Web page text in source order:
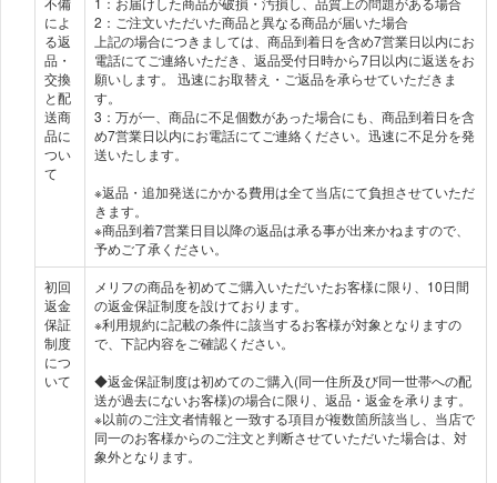
によ
る返
品・
交換
と配
送商
品に
つい
て
2：ご注文いただいた商品と異なる商品が届いた場合
上記の場合につきましては、商品到着日を含め7営業日以内にお
電話にてご連絡いただき、返品受付日時から7日以内に返送をお
願いします。 迅速にお取替え・ご返品を承らせていただきま
す。
3：万が一、商品に不足個数があった場合にも、商品到着日を含
め7営業日以内にお電話にてご連絡ください。迅速に不足分を発
送いたします。
※返品・追加発送にかかる費用は全て当店にて負担させていただ
きます。
※商品到着7営業日目以降の返品は承る事が出来かねますので、
初回
返金
保証
制度
につ
いて
メリフの商品を初めてご購入いただいたお客様に限り、10日間
の返金保証制度を設けております。
※利用規約に記載の条件に該当するお客様が対象となりますの
で、下記内容をご確認ください。
◆返金保証制度は初めてのご購入(同一住所及び同一世帯への配
送が過去にないお客様)の場合に限り、返品・返金を承ります。
※以前のご注文者情報と一致する項目が複数箇所該当し、当店で
同一のお客様からのご注文と判断させていただいた場合は、対
象外となります。